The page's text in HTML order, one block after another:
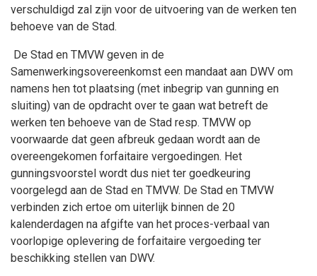
verschuldigd zal zijn voor de uitvoering van de werken ten
behoeve van de Stad.
De Stad en TMVW geven in de
Samenwerkingsovereenkomst een mandaat aan DWV om
namens hen tot plaatsing (met inbegrip van gunning en
sluiting) van de opdracht over te gaan wat betreft de
werken ten behoeve van de Stad resp. TMVW op
voorwaarde dat geen afbreuk gedaan wordt aan de
overeengekomen forfaitaire vergoedingen. Het
gunningsvoorstel wordt dus niet ter goedkeuring
voorgelegd aan de Stad en TMVW. De Stad en TMVW
verbinden zich ertoe om uiterlijk binnen de 20
kalenderdagen na afgifte van het proces-verbaal van
voorlopige oplevering de forfaitaire vergoeding ter
beschikking stellen van DWV.